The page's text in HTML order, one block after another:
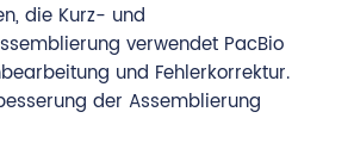
die Kurz- und
verwendet PacBio
und Fehlerkorrektur.
der Assemblierung